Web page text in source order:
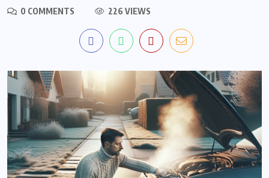
0 COMMENTS
226 VIEWS